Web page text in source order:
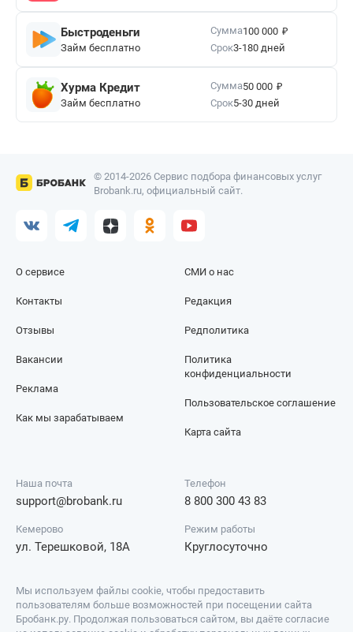
Быстроденьги
Займ бесплатно
Сумма100 000 ₽
Срок3-180 дней
Хурма Кредит
Займ бесплатно
Сумма50 000 ₽
Срок5-30 дней
© 2014-2026 Сервис подбора финансовых услуг
Brobank.ru, официальный сайт.
О сервисе
Контакты
Отзывы
СМИ о нас
Редакция
Редполитика
Вакансии
Реклама
Как мы зарабатываем
Политика
конфиденциальности
Пользовательское соглашение
Карта сайта
Наша почта
support@brobank.ru
Телефон
8 800 300 43 83
Кемерово
ул. Терешковой, 18А
Режим работы
Круглосуточно
Мы используем файлы cookie, чтобы предоставить
пользователям больше возможностей при посещении сайта
Бробанк.ру. Продолжая пользоваться сайтом, вы даёте согласие